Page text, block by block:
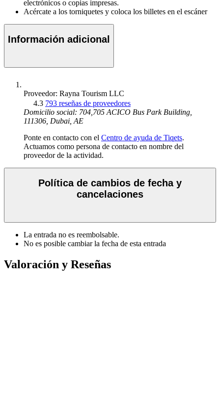
electrónicos o copias impresas.
Acércate a los torniquetes y coloca los billetes en el escáner
Información adicional
Proveedor: Rayna Tourism LLC
4.3 793 reseñas de proveedores
Domicilio social: 704,705 ACICO Bus Park Building,
111306, Dubai, AE
Ponte en contacto con el Centro de ayuda de Tiqets.
Actuamos como persona de contacto en nombre del
proveedor de la actividad.
Política de cambios de fecha y
cancelaciones
La entrada no es reembolsable.
No es posible cambiar la fecha de esta entrada
Valoración y Reseñas